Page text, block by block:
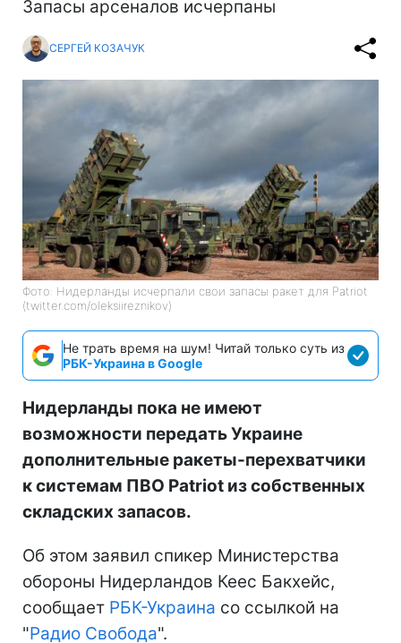
Запасы арсеналов исчерпаны
СЕРГЕЙ КОЗАЧУК
Фото: Нидерланды исчерпали свои запасы ракет для Patriot
(twitter.com/oleksiireznikov)
Не трать время на шум! Читай только суть из
РБК-Украина в Google
Нидерланды пока не имеют
возможности передать Украине
дополнительные ракеты-перехватчики
к системам ПВО Patriot из собственных
складских запасов.
Об этом заявил спикер Министерства
обороны Нидерландов Кеес Бакхейс,
сообщает РБК-Украина со ссылкой на
"Радио Свобода".